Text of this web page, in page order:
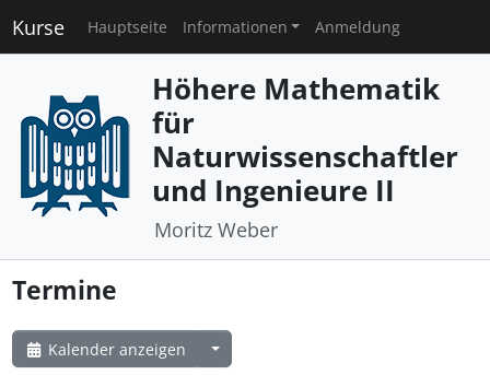
Kurse Hauptseite Informationen Anmeldung
Höhere Mathematik
für
Naturwissenschaftler
und Ingenieure II
Moritz Weber
Termine
Kalender anzeigen